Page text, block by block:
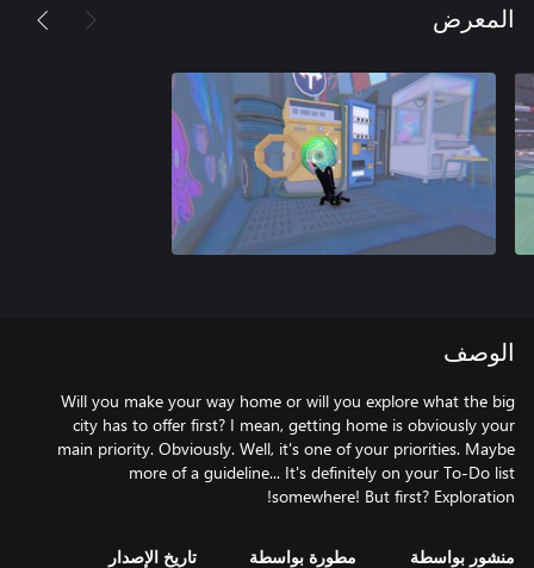
المعرض
الوصف
Will you make your way home or will you explore what the big
city has to offer first? I mean, getting home is obviously your
main priority. Obviously. Well, it's one of your priorities. Maybe
more of a guideline... It's definitely on your To-Do list
somewhere! But first? Exploration!
منشور بواسطة مطورة بواسطة تاريخ الإصدار